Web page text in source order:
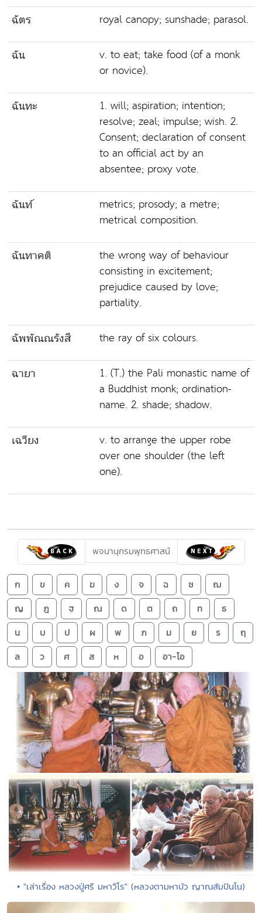
ฉัตร royal canopy; sunshade; parasol.
ฉัน
v. to eat; take food (of a monk
or novice).
ฉันทะ
1. will; aspiration; intention;
resolve; zeal; impulse; wish. 2.
Consent; declaration of consent
to an official act by an
absentee; proxy vote.
ฉันท์
metrics; prosody; a metre;
metrical composition.
ฉันทาคติ
the wrong way of behaviour
consisting in excitement;
prejudice caused by love;
partiality.
ฉัพพัณณรังสี the ray of six colours.
ฉายา
1. (T.) the Pali monastic name of
a Buddhist monk; ordination-
name. 2. shade; shadow.
เฉวียง
v. to arrange the upper robe
over one shoulder (the left
one).
พจนานุกรมพุทธศาสน์
ก ข ค ฆ ง จ ฉ ช
ฌ
ญ
ฎ ฐ ณ ด ต ถ ท
ธ
น
บ ป ผ พ ภ ม ย ร
ฤ
ล
ว ศ ส ห อ อา-โอ
• "เล่าเรื่อง หลวงปู่ศรี มหาวีโร" (หลวงตามหาบัว ญาณสัมปันโน)